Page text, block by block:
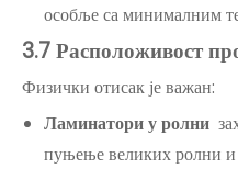
особље са минималним
3.7 Расположивост
Физички отисак је важан:
Ламинатори у ролни
пуњење великих ролни